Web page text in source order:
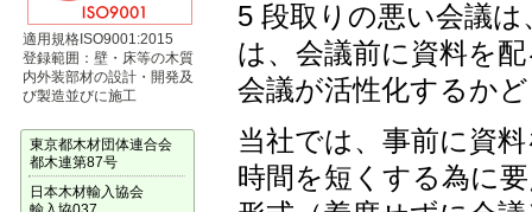
適用規格ISO9001:2015
登録範囲：壁・床等の木質
内外装部材の設計・開発及
び製造並びに施工
東京都木材団体連合会
都木連第87号
日本木材輸入協会
5 段取りの悪い会議
は、会議前に資料を
会議が活性化するか
当社では、事前に資
時間を短くする為に